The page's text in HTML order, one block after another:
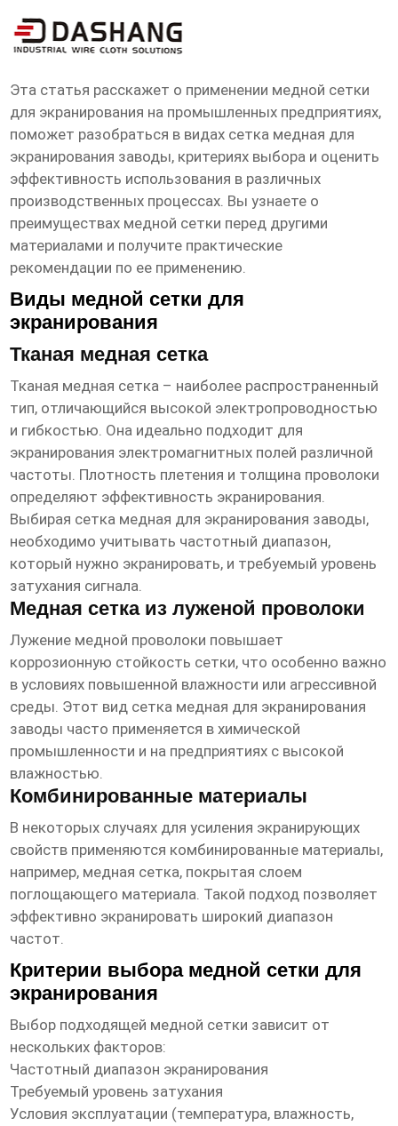
сетка медная для экранирования
заводы
Эта статья расскажет о применении медной сетки
для экранирования на промышленных предприятиях,
поможет разобраться в видах сетка медная для
экранирования заводы, критериях выбора и оценить
эффективность использования в различных
производственных процессах. Вы узнаете о
преимуществах медной сетки перед другими
материалами и получите практические
рекомендации по ее применению.
Виды медной сетки для
экранирования
Тканая медная сетка
Тканая медная сетка – наиболее распространенный
тип, отличающийся высокой электропроводностью
и гибкостью. Она идеально подходит для
экранирования электромагнитных полей различной
частоты. Плотность плетения и толщина проволоки
определяют эффективность экранирования.
Выбирая сетка медная для экранирования заводы,
необходимо учитывать частотный диапазон,
который нужно экранировать, и требуемый уровень
затухания сигнала.
Медная сетка из луженой проволоки
Лужение медной проволоки повышает
коррозионную стойкость сетки, что особенно важно
в условиях повышенной влажности или агрессивной
среды. Этот вид сетка медная для экранирования
заводы часто применяется в химической
промышленности и на предприятиях с высокой
влажностью.
Комбинированные материалы
В некоторых случаях для усиления экранирующих
свойств применяются комбинированные материалы,
например, медная сетка, покрытая слоем
поглощающего материала. Такой подход позволяет
эффективно экранировать широкий диапазон
частот.
Критерии выбора медной сетки для
экранирования
Выбор подходящей медной сетки зависит от
нескольких факторов:
Частотный диапазон экранирования
Требуемый уровень затухания
Условия эксплуатации (температура, влажность,